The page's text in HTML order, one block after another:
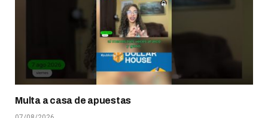
Multa a casa de apuestas